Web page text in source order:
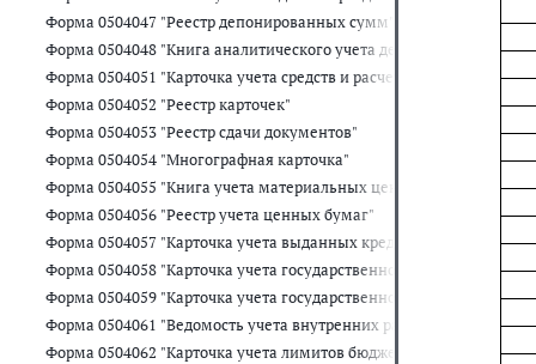
Форма 0504047 "Реестр депонированных сумм"
Форма 0504048 "Книга аналитического учета депонированной
Форма 0504051 "Карточка учета средств и расчетов"
Форма 0504052 "Реестр карточек"
Форма 0504053 "Реестр сдачи документов"
Форма 0504054 "Многографная карточка"
Форма 0504055 "Книга учета материальных ценностей,
Форма 0504056 "Реестр учета ценных бумаг"
Форма 0504057 "Карточка учета выданных кредитов, займов
Форма 0504058 "Карточка учета государственного долга
Форма 0504059 "Карточка учета государственного долга
Форма 0504061 "Ведомость учета внутренних расчетов между
Форма 0504062 "Карточка учета лимитов бюджетных